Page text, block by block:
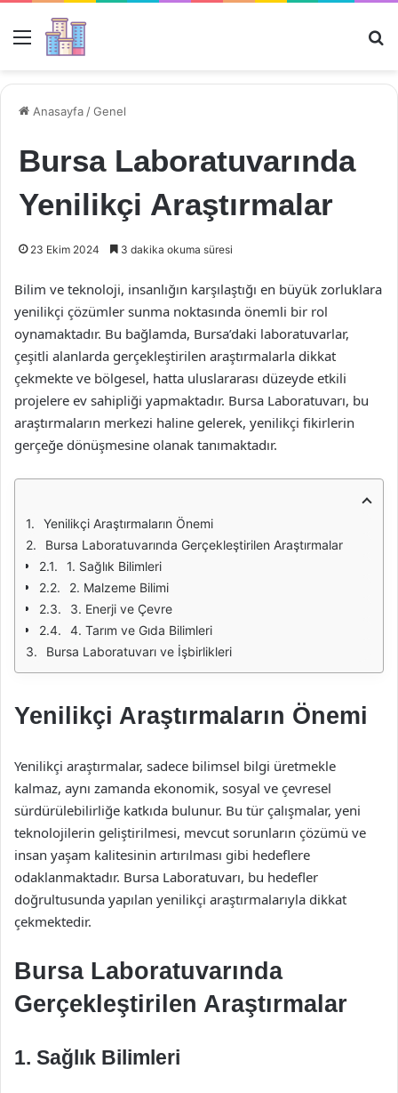
Menü
Anasayfa /Genel
Bursa Laboratuvarında
Yenilikçi Araştırmalar
23 Ekim 2024 3 dakika okuma süresi
Bilim ve teknoloji, insanlığın karşılaştığı en büyük zorluklara
yenilikçi çözümler sunma noktasında önemli bir rol
oynamaktadır. Bu bağlamda, Bursa’daki laboratuvarlar,
çeşitli alanlarda gerçekleştirilen araştırmalarla dikkat
çekmekte ve bölgesel, hatta uluslararası düzeyde etkili
projelere ev sahipliği yapmaktadır. Bursa Laboratuvarı, bu
araştırmaların merkezi haline gelerek, yenilikçi fikirlerin
gerçeğe dönüşmesine olanak tanımaktadır.
Yenilikçi Araştırmaların Önemi
Bursa Laboratuvarında Gerçekleştirilen Araştırmalar
1. Sağlık Bilimleri
2. Malzeme Bilimi
3. Enerji ve Çevre
4. Tarım ve Gıda Bilimleri
Bursa Laboratuvarı ve İşbirlikleri
Yenilikçi Araştırmaların Önemi
Yenilikçi araştırmalar, sadece bilimsel bilgi üretmekle
kalmaz, aynı zamanda ekonomik, sosyal ve çevresel
sürdürülebilirliğe katkıda bulunur. Bu tür çalışmalar, yeni
teknolojilerin geliştirilmesi, mevcut sorunların çözümü ve
insan yaşam kalitesinin artırılması gibi hedeflere
odaklanmaktadır. Bursa Laboratuvarı, bu hedefler
doğrultusunda yapılan yenilikçi araştırmalarıyla dikkat
çekmektedir.
Bursa Laboratuvarında
Gerçekleştirilen Araştırmalar
1. Sağlık Bilimleri